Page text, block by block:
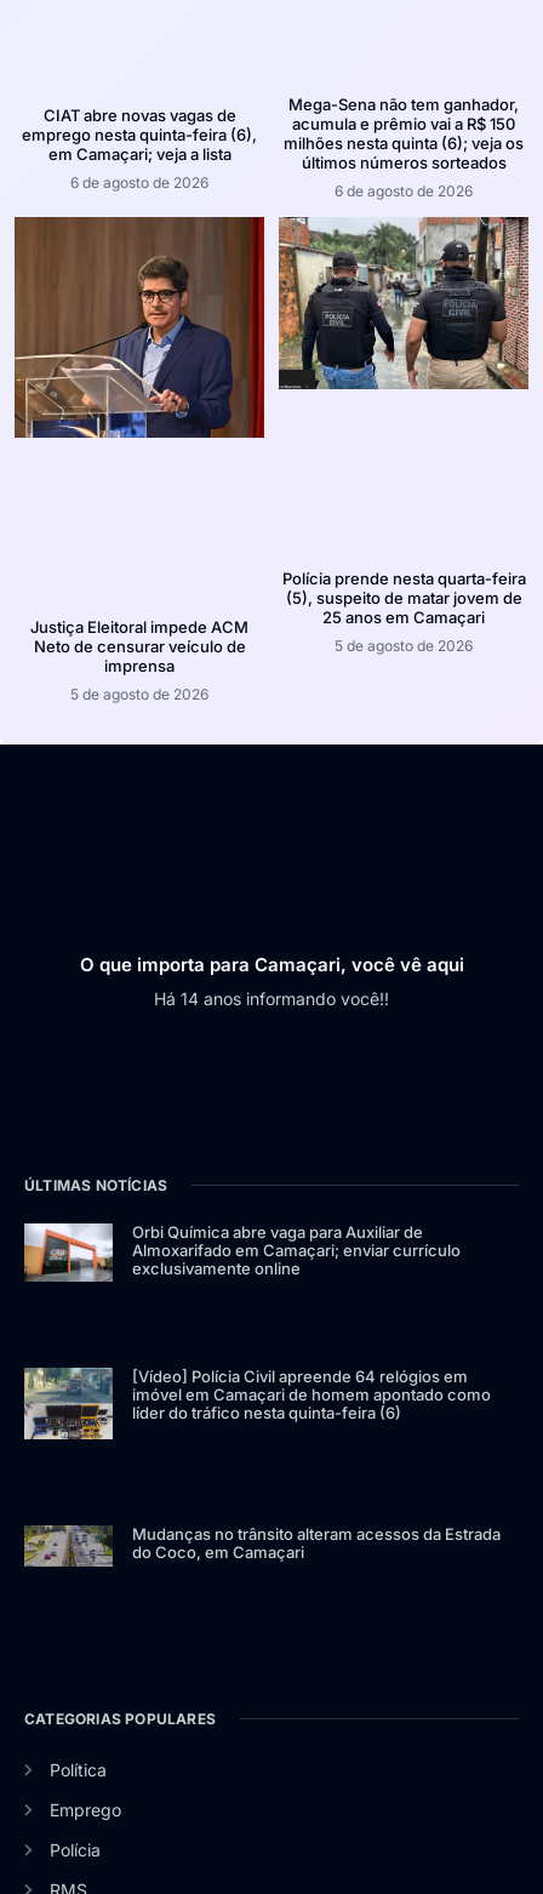
CIAT abre novas vagas de
emprego nesta quinta-feira (6),
em Camaçari; veja a lista
6 de agosto de 2026
Mega-Sena não tem ganhador,
acumula e prêmio vai a R$ 150
milhões nesta quinta (6); veja os
últimos números sorteados
6 de agosto de 2026
Justiça Eleitoral impede ACM
Neto de censurar veículo de
imprensa
5 de agosto de 2026
Polícia prende nesta quarta-feira
(5), suspeito de matar jovem de
25 anos em Camaçari
5 de agosto de 2026
O que importa para Camaçari, você vê aqui
Há 14 anos informando você!!
ÚLTIMAS NOTÍCIAS
Orbi Química abre vaga para Auxiliar de
Almoxarifado em Camaçari; enviar currículo
exclusivamente online
[Vídeo] Polícia Civil apreende 64 relógios em
imóvel em Camaçari de homem apontado como
líder do tráfico nesta quinta-feira (6)
Mudanças no trânsito alteram acessos da Estrada
do Coco, em Camaçari
CATEGORIAS POPULARES
Política
Emprego
Polícia
RMS